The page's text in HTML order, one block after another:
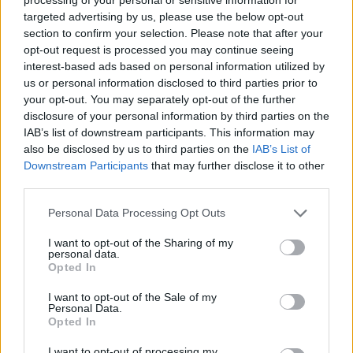
targeted advertising by us, please use the below opt-out
section to confirm your selection. Please note that after your
opt-out request is processed you may continue seeing
interest-based ads based on personal information utilized by
us or personal information disclosed to third parties prior to
your opt-out. You may separately opt-out of the further
disclosure of your personal information by third parties on the
IAB’s list of downstream participants. This information may
also be disclosed by us to third parties on the IAB’s List of
Downstream Participants that may further disclose it to other
Personal Data Processing Opt Outs
I want to opt-out of the Sharing of my
personal data.
Opted In
I want to opt-out of the Sale of my
Personal Data.
Opted In
Deseu el meu nom, el correu electrònic i el lloc web en
aquest navegador per a la propera vegada que comenti.
characters
ÚLTIMES NOTÍCIES